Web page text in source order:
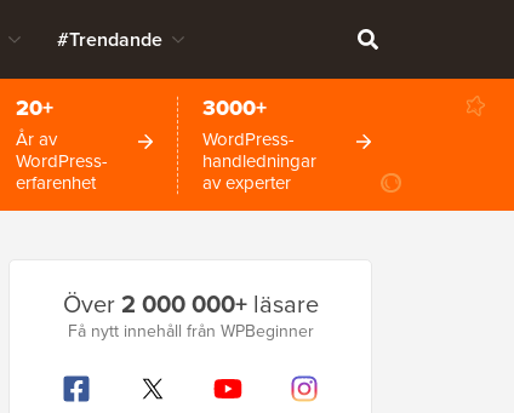
#Trendande
20+
År av
WordPress-
erfarenhet
3000+
WordPress-
handledningar
av experter
Primär
sidofält
Över2 000 000+läsare
Få nytt innehåll från WPBeginner